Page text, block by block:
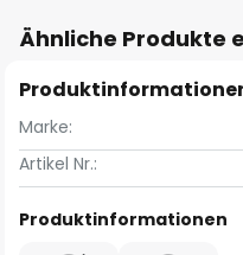
Ähnliche Produkte
Marke:
Artikel Nr.:
Produktinformationen